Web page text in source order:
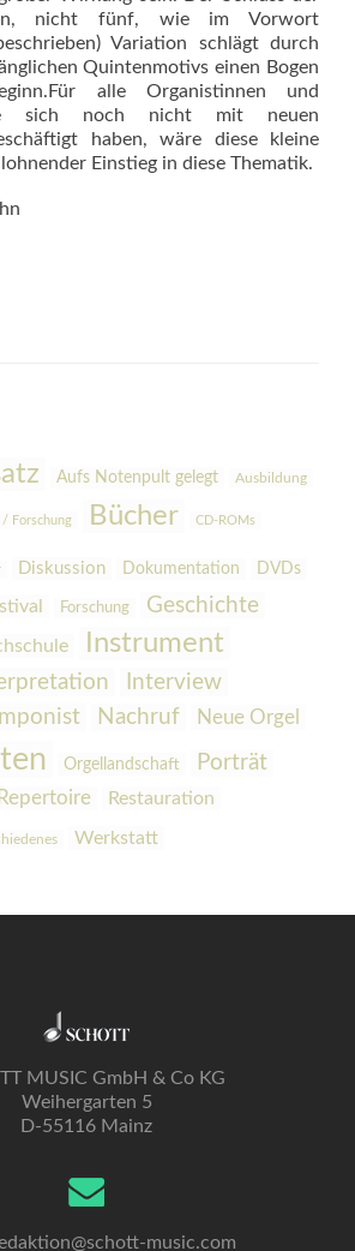
nicht fünf, wie im Vorwort
Variation schlägt durch
Quintenmotivs einen Bogen
alle Organistinnen und
sich noch nicht mit neuen
haben, wäre diese kleine
Einstieg in diese Thematik.
Aufs Notenpult gelegt Ausbildung
/ Forschung Bücher CD-ROMs
Diskussion Dokumentation DVDs
Forschung Geschichte
Instrument
Interview
Nachruf Neue Orgel
Orgellandschaft Porträt
Repertoire Restauration
Werkstatt
MUSIC GmbH & Co KG
Weihergarten 5
D-55116 Mainz
music.com